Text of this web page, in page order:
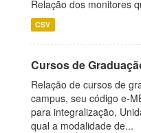
Relação dos monitores
CSV
Cursos de
Relação de cursos de
campus, seu código e-
para integralização,
qual a modalidade de...